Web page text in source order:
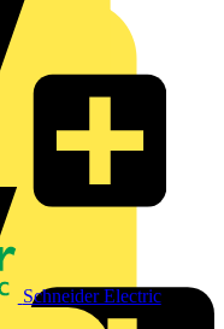
Schneider Electric